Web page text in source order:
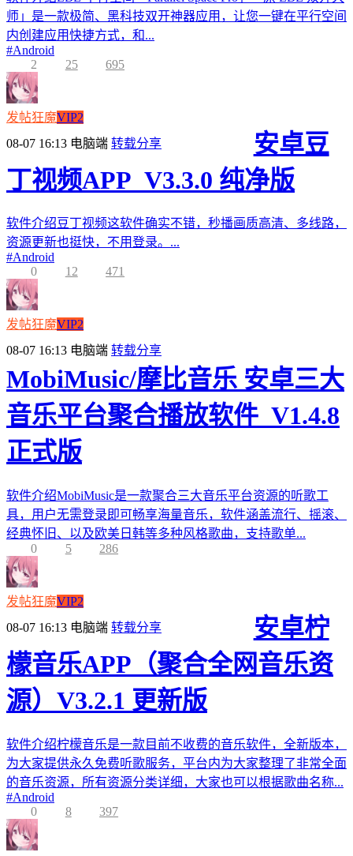
师」是一款极简、黑科技双开神器应用，让您一键在平行空间
内创建应用快捷方式，和...
#Android
2
25 695
发帖狂魔VIP2
08-07 16:13 电脑端 转载分享
安卓豆
丁视频APP_V3.3.0 纯净版
软件介绍豆丁视频这软件确实不错，秒播画质高清、多线路，
资源更新也挺快，不用登录。...
#Android
0
12 471
发帖狂魔VIP2
08-07 16:13 电脑端 转载分享
MobiMusic/摩比音乐 安卓三大
音乐平台聚合播放软件_V1.4.8
正式版
软件介绍MobiMusic是一款聚合三大音乐平台资源的听歌工
具，用户无需登录即可畅享海量音乐，软件涵盖流行、摇滚、
经典怀旧、以及欧美日韩等多种风格歌曲，支持歌单...
0
5 286
发帖狂魔VIP2
08-07 16:13 电脑端 转载分享
安卓柠
檬音乐APP（聚合全网音乐资
源）V3.2.1 更新版
软件介绍柠檬音乐是一款目前不收费的音乐软件，全新版本，
为大家提供永久免费听歌服务，平台内为大家整理了非常全面
的音乐资源，所有资源分类详细，大家也可以根据歌曲名称...
#Android
0
8 397